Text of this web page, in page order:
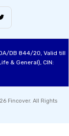
DB 844/20, Valid till
& General), CIN:
Fincover. All Rights